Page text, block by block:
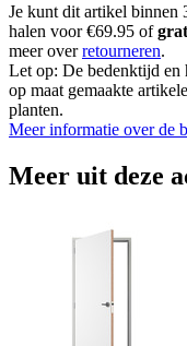
Je kunt dit artikel binnen
halen voor €69.95 of
meer overretourneren.
Let op: De bedenktijd en
op maat gemaakte
planten.
Meer informatie over de
Meer uit deze